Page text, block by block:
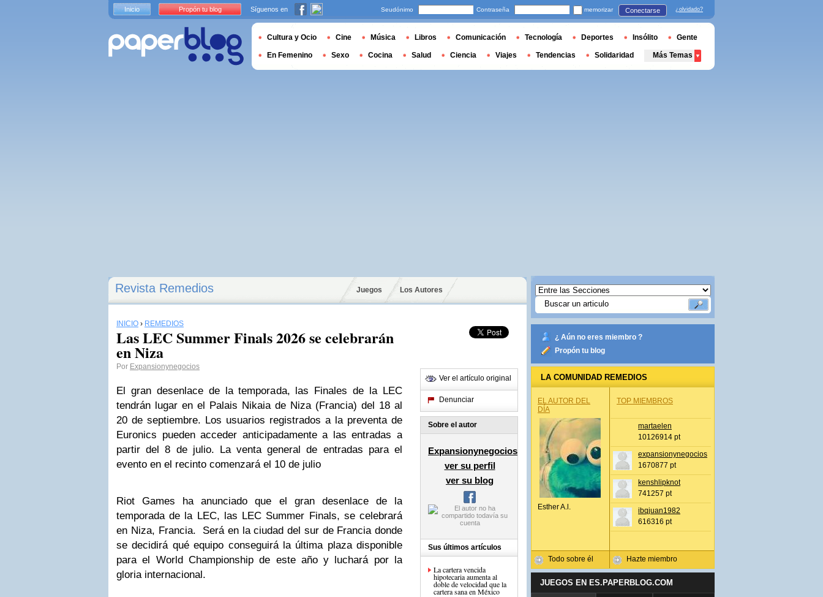
Revista Remedios Juegos Los Autores
INICIO › REMEDIOS
Las LEC Summer Finals 2026 se celebrarán
en Niza
Por Expansionynegocios
El gran desenlace de la temporada, las Finales de la LEC
tendrán lugar en el Palais Nikaia de Niza (Francia) del 18 al
20 de septiembre. Los usuarios registrados a la preventa de
Euronics pueden acceder anticipadamente a las entradas a
partir del 8 de julio. La venta general de entradas para el
evento en el recinto comenzará el 10 de julio
Riot Games ha anunciado que el gran desenlace de la
temporada de la LEC, las LEC Summer Finals, se celebrará
en Niza, Francia. Será en la ciudad del sur de Francia donde
se decidirá qué equipo conseguirá la última plaza disponible
para el World Championship de este año y luchará por la
gloria internacional.
Ver el artículo original
Denunciar
Sobre el autor
Expansionynegocios
ver su perfil
ver su blog
Sus últimos artículos
La cartera vencida
hipotecaria aumenta al
doble de velocidad que la
cartera sana en México
¿ Aún no eres miembro ?
Propón tu blog
LA COMUNIDAD REMEDIOS
EL AUTOR DEL
DÍA
Esther A.l.
Todo sobre él
TOP MIEMBROS
martaelen
10126914 pt
expansionynegocios
1670877 pt
kenshlipknot
741257 pt
ibqjuan1982
616316 pt
Hazte miembro
JUEGOS EN ES.PAPERBLOG.COM
Inicio Propón tu blog Síguenos en Seudónimo Contraseña memorizar Conectarse ¿olvidado?
Cultura y Ocio Cine Música Libros Comunicación Tecnología Deportes Insólito Gente
En Femenino Sexo Cocina Salud Ciencia Viajes Tendencias Solidaridad Más Temas